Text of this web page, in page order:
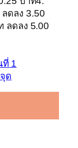
ดลง 3.50
ลดลง 5.00
ที่ 1
ด